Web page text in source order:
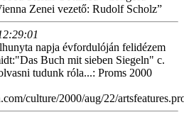
Zenei vezető: Rudolf Scholz”
napja évfordulóján felidézem
Buch mit sieben Siegeln" c.
tudunk róla...: Proms 2000
culture/2000/aug/22/